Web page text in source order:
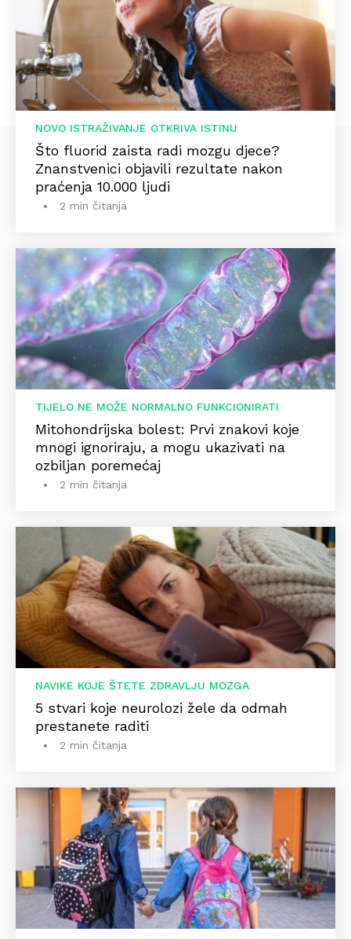
NOVO ISTRAŽIVANJE OTKRIVA ISTINU
Što fluorid zaista radi mozgu djece?
Znanstvenici objavili rezultate nakon
praćenja 10.000 ljudi
2 min čitanja
TIJELO NE MOŽE NORMALNO FUNKCIONIRATI
Mitohondrijska bolest: Prvi znakovi koje
mnogi ignoriraju, a mogu ukazivati na
ozbiljan poremećaj
2 min čitanja
NAVIKE KOJE ŠTETE ZDRAVLJU MOZGA
5 stvari koje neurolozi žele da odmah
prestanete raditi
2 min čitanja